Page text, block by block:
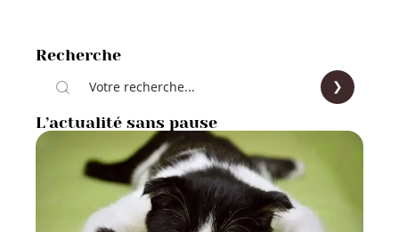
Recherche
L’actualité sans pause